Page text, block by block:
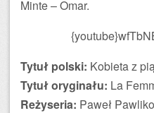
Minte – Omar.
Tytuł polski: Kobieta z
Tytuł oryginału: La
Reżyseria: Paweł